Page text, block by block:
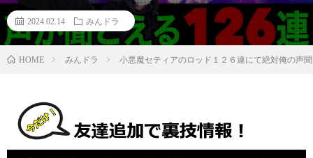
2024.02.14 みんドラ
HOME みんドラ 小悪魔セティアのロッド１２６連にて絶対俺の声